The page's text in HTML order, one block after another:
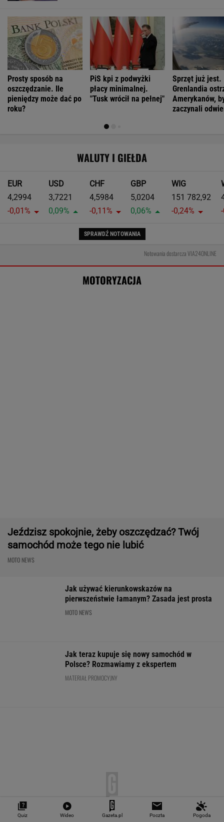
Prosty sposób na
oszczędzanie. Ile
pieniędzy może dać po
roku?
PiS kpi z podwyżki
płacy minimalnej.
"Tusk wrócił na pełnej"
Sprzęt już jest.
Grenlandia
Amerykanów,
zaczynali
WALUTY I GIEŁDA
EUR
4,2994
-0,01%
USD
3,7221
0,09%
CHF
4,5984
-0,11%
GBP
5,0204
0,06%
WIG
151 782,92
-0,24%
SPRAWDŹ NOTOWANIA
Notowania dostarcza VIA24ONLINE
MOTORYZACJA
Jak teraz kupuje się nowy samochód w
Polsce? Rozmawiamy z ekspertem
To najstarszy znak drogowy w Polsce.
Pokazuje drogę od 875 lat
Quiz Wideo Gazeta.pl Poczta Pogoda